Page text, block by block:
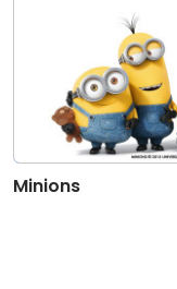
Minions